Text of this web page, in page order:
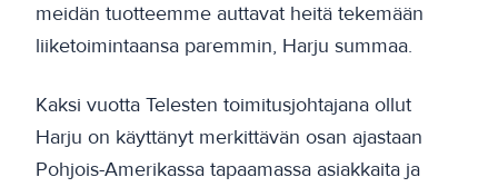
meidän tuotteemme auttavat heitä tekemään
liiketoimintaansa paremmin, Harju summaa.
Kaksi vuotta Telesten toimitusjohtajana ollut
Harju on käyttänyt merkittävän osan ajastaan
Pohjois-Amerikassa tapaamassa asiakkaita ja